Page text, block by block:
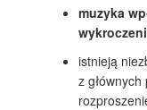
muzyka
istnieją
z